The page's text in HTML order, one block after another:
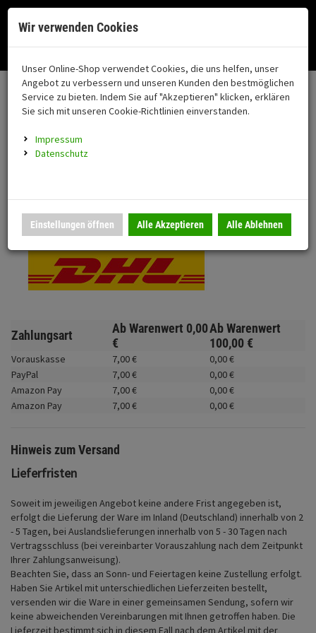
Fahrzeugteile
Alle Kategorien
FAHRZEUGTEILE
Montageständer
Beleuchtung
Fahrwerk
Zubehör
Merchandise
Neuheiten
coming soon
Anmelden | Registrieren Merkzettel
Ihr Warenkorb ist momentan leer.
Ergebnisse () Fertig
Nutzung unserer Dienste erklären Sie sich damit einverstanden!
Okay Datenschutz
Menü
Motorrad auswählen
Versand & Lieferung
Bitte wählen Sie Ihr Lieferland.
DHL National
Zahlungsart Ab Warenwert 0,00
€
Ab Warenwert
100,00 €
Vorauskasse 7,00€ 0,00€
PayPal
7,00€ 0,00€
Amazon Pay
7,00€ 0,00€
Amazon Pay
7,00€ 0,00€
Hinweis zum Versand
Lieferfristen
Soweit im jeweiligen Angebot keine andere Frist angegeben ist,
erfolgt die Lieferung der Ware im Inland (Deutschland) innerhalb von 2
- 5 Tagen, bei Auslandslieferungen innerhalb von 5 - 30 Tagen nach
Vertragsschluss (bei vereinbarter Vorauszahlung nach dem Zeitpunkt
Ihrer Zahlungsanweisung).
Beachten Sie, dass an Sonn- und Feiertagen keine Zustellung erfolgt.
Haben Sie Artikel mit unterschiedlichen Lieferzeiten bestellt,
versenden wir die Ware in einer gemeinsamen Sendung, sofern wir
keine abweichenden Vereinbarungen mit Ihnen getroffen haben. Die
Lieferzeit bestimmt sich in diesem Fall nach dem Artikel mit der
Wir verwenden Cookies
Unser Online-Shop verwendet Cookies, die uns helfen, unser
Angebot zu verbessern und unseren Kunden den bestmöglichen
Service zu bieten. Indem Sie auf "Akzeptieren" klicken, erklären
Sie sich mit unseren Cookie-Richtlinien einverstanden.
Impressum
Datenschutz
Einstellungen öffnen Alle Akzeptieren Alle Ablehnen